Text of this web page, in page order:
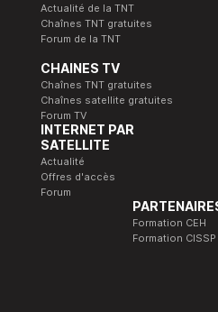
Actualité de la TNT
Chaînes TNT gratuites
Forum de la TNT
CHAINES TV
Chaînes TNT gratuites
Chaînes satellite gratuites
Forum TV
INTERNET PAR
SATELLITE
Actualité
Offres d'accès
Forum
Formation CEH
Formation CISSP